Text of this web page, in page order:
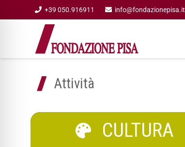
+39 050.916911 info@fondazionepisa.it
Attività
CULTURA